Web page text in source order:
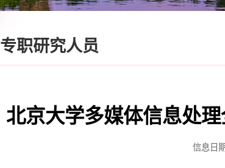
专职研究人员
北京大学多媒体信息处
信息日